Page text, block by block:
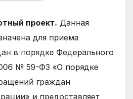
проект. Данная
для приема
в порядке Федерального
№ 59-ФЗ «О порядке
граждан
и предоставляет